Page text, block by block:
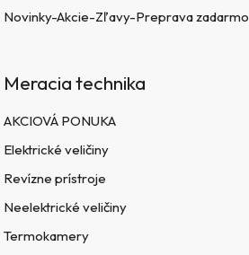
Novinky-Akcie-Zľavy-Preprava zadarmo
Meracia technika
AKCIOVÁ PONUKA
Elektrické veličiny
Revízne prístroje
Neelektrické veličiny
Termokamery